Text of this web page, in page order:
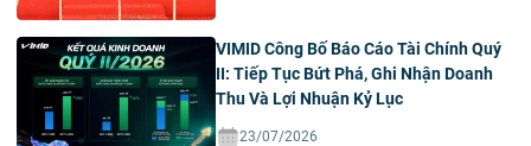
VIMID Công Bố Báo Cáo Tài Chính Quý
II: Tiếp Tục Bứt Phá, Ghi Nhận Doanh
Thu Và Lợi Nhuận Kỷ Lục
23/07/2026